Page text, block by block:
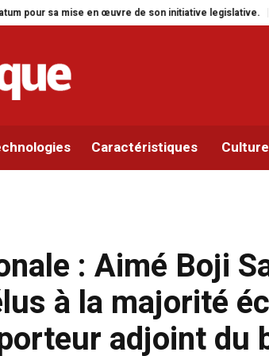
legislative. Parlement panafricain : à
Caractéristiques Culture
: Aimé Boji
à la majorité
adjoint du